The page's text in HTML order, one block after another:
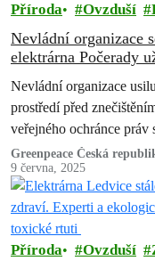
Příroda Ovzduší
Nevládní organizace
elektrárna Počerady
překračuje limit pro
Nevládní organizace
prostředí před
veřejného ochránce práv
jednání úřadů,…
Greenpeace Česká
Most a MY Litvínov
9 června, 2025
Příroda Ovzduší